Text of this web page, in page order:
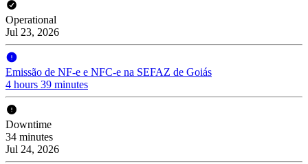
Operational
Jul 23, 2026
Emissão de NF-e e NFC-e na SEFAZ de Goiás
4 hours 39 minutes
Downtime
34 minutes
Jul 24, 2026